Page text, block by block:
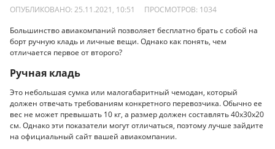
ОПУБЛИКОВАНО: 25.11.2021, 10:51 ПРОСМОТРОВ: 1034
Большинство авиакомпаний позволяет бесплатно брать с собой на
борт ручную кладь и личные вещи. Однако как понять, чем
отличается первое от второго?
Ручная кладь
Это небольшая сумка или малогабаритный чемодан, который
должен отвечать требованиям конкретного перевозчика. Обычно ее
вес не может превышать 10 кг, а размер должен составлять 40х30х20
см. Однако эти показатели могут отличаться, поэтому лучше зайдите
на официальный сайт вашей авиакомпании.